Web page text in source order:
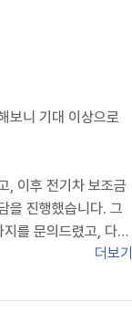
보니 기대 이상으로
, 이후 전기차 보조금
을 진행했습니다. 그
를 문의드렸고, 다른
하게 검토해 주시는 등
더보기